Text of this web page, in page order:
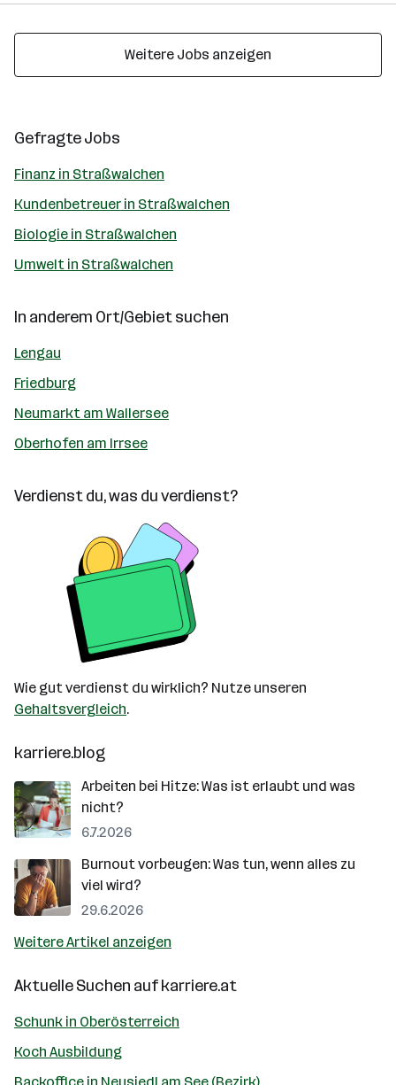
Weitere Jobs anzeigen
Gefragte Jobs
Finanz in Straßwalchen
Kundenbetreuer in Straßwalchen
Biologie in Straßwalchen
Umwelt in Straßwalchen
In anderem Ort/Gebiet suchen
Lengau
Friedburg
Neumarkt am Wallersee
Oberhofen am Irrsee
Verdienst du, was du verdienst?
Wie gut verdienst du wirklich? Nutze unseren
Gehaltsvergleich.
karriere.blog
Arbeiten bei Hitze: Was ist erlaubt und was
nicht?
6.7.2026
Burnout vorbeugen: Was tun, wenn alles zu
viel wird?
29.6.2026
Weitere Artikel anzeigen
Aktuelle Suchen aufkarriere.at
Schunk in Oberösterreich
Koch Ausbildung